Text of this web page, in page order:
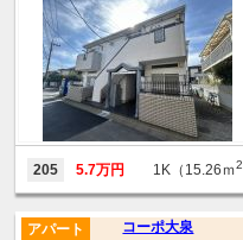
205 5.7万円 1K（15.26ｍ2
コーポ大泉
アパート